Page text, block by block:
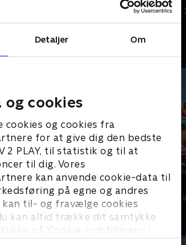
Detaljer Om
og cookies
cookies og cookies fra
for at give dig den bedste
2 PLAY, til statistik og til at
til dig. Vores
kan anvende cookie-data til
på egne og andres
til- og fravælge cookies
kan altid trække dit samtykke
på ’Cookie-indstillinger’ i
3. januar 2024 • 7 min
i Sherwood-
Monchhichi
Børneserier • 1